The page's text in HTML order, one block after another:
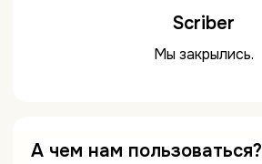
Scriber
Мы закрылись.
А чем нам пользоваться?